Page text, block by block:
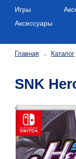
Игры
Аксессуары
Главная Каталог
SNK